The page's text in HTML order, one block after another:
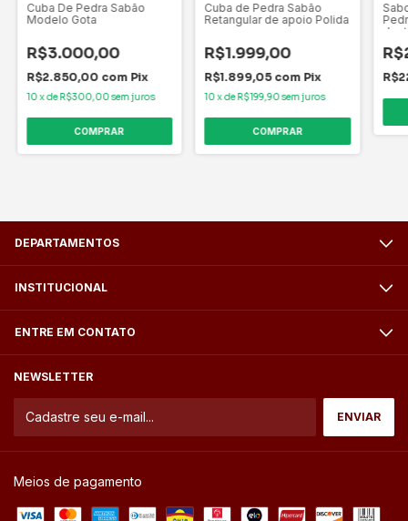
Cuba De Pedra Sabão
Modelo Gota
R$3.000,00
R$2.850,00 com Pix
10xde R$300,00sem juros
Cuba de Pedra Sabão
Retangular de apoio Polida
R$1.999,00
R$1.899,05 com Pix
10xde R$199,90sem juros
DEPARTAMENTOS
INSTITUCIONAL
ENTRE EM CONTATO
NEWSLETTER
Meios de pagamento